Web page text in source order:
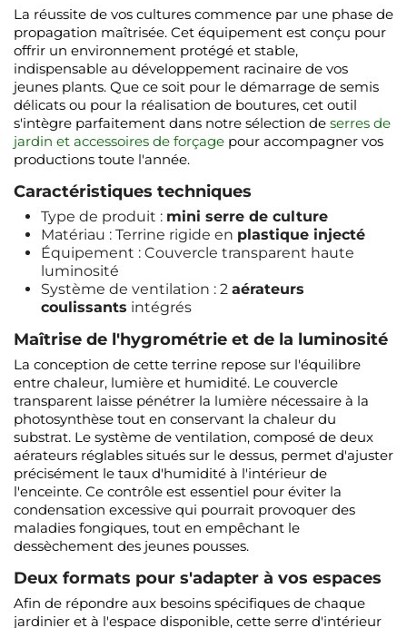
La réussite de vos cultures commence par une phase de
propagation maîtrisée. Cet équipement est conçu pour
offrir un environnement protégé et stable,
indispensable au développement racinaire de vos
jeunes plants. Que ce soit pour le démarrage de semis
délicats ou pour la réalisation de boutures, cet outil
s'intègre parfaitement dans notre sélection de serres de
jardin et accessoires de forçage pour accompagner vos
productions toute l'année.
Caractéristiques techniques
Type de produit : mini serre de culture
Matériau : Terrine rigide en plastique injecté
Équipement : Couvercle transparent haute
luminosité
Système de ventilation : 2 aérateurs
coulissants intégrés
Maîtrise de l'hygrométrie et de la luminosité
La conception de cette terrine repose sur l'équilibre
entre chaleur, lumière et humidité. Le couvercle
transparent laisse pénétrer la lumière nécessaire à la
photosynthèse tout en conservant la chaleur du
substrat. Le système de ventilation, composé de deux
aérateurs réglables situés sur le dessus, permet d'ajuster
précisément le taux d'humidité à l'intérieur de
l'enceinte. Ce contrôle est essentiel pour éviter la
condensation excessive qui pourrait provoquer des
maladies fongiques, tout en empêchant le
dessèchement des jeunes pousses.
Deux formats pour s'adapter à vos espaces
Afin de répondre aux besoins spécifiques de chaque
jardinier et à l'espace disponible, cette serre d'intérieur